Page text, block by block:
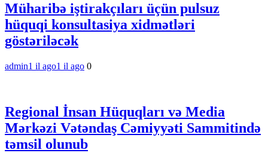
Müharibə iştirakçıları üçün pulsuz
hüquqi konsultasiya xidmətləri
göstəriləcək
admin1 il ago1 il ago 0
Regional İnsan Hüquqları və Media
Mərkəzi Vətəndaş Cəmiyyəti Sammitində
təmsil olunub